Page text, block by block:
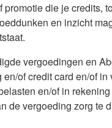
die je credits,
en inzicht
vergoedingen en
of credit card en/of
en/of in
de vergoeding zorg